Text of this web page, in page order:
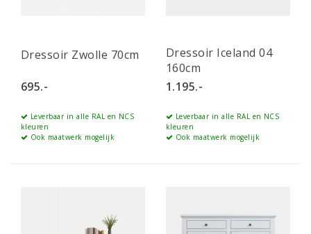
Dressoir Zwolle 70cm
695.-
Leverbaar in alle RAL en NCS
kleuren
Ook maatwerk mogelijk
Dressoir Iceland 04
160cm
1.195.-
Leverbaar in alle RAL en NCS
kleuren
Ook maatwerk mogelijk